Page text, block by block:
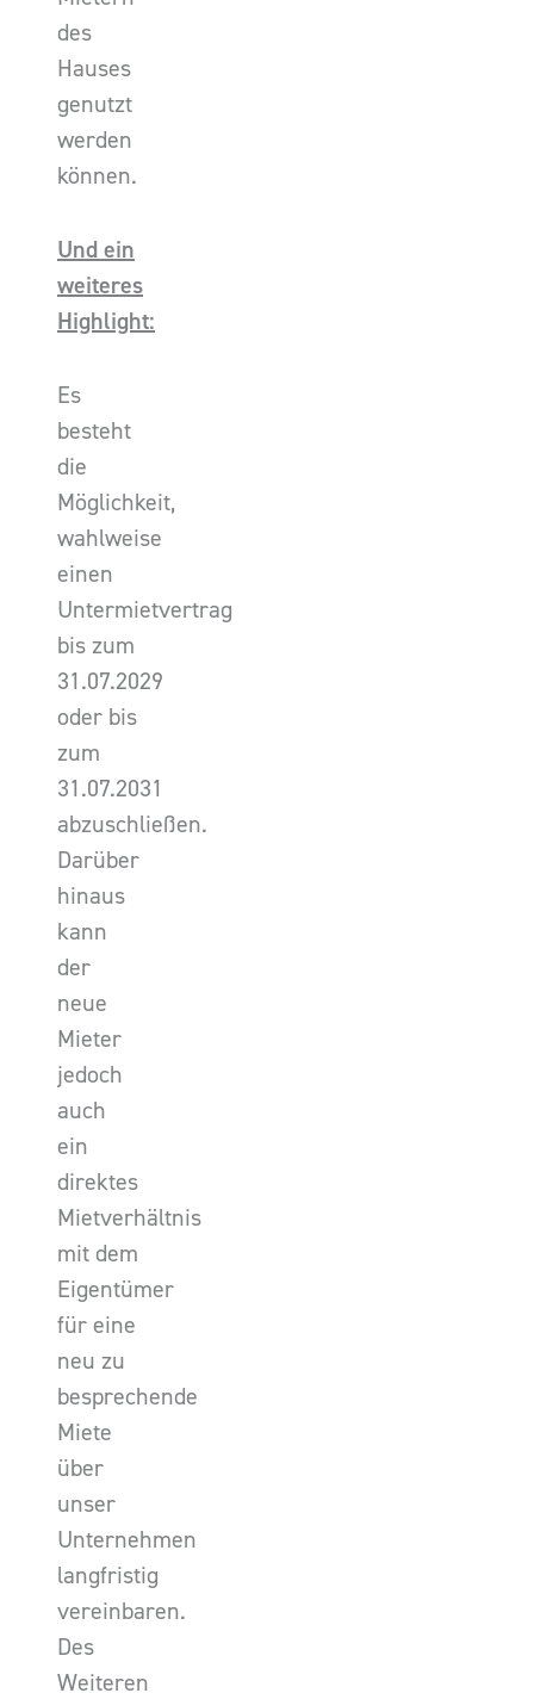
des
Hauses
genutzt
werden
können.
Und ein
weiteres
Highlight:
Es
besteht
die
Möglichkeit,
wahlweise
einen
Untermietvertrag
bis zum
31.07.2029
oder bis
zum
31.07.2031
abzuschließen.
Darüber
hinaus
kann
der
neue
Mieter
jedoch
auch
ein
direktes
Mietverhältnis
mit dem
Eigentümer
für eine
neu zu
besprechende
Miete
über
unser
Unternehmen
langfristig
vereinbaren.
Des
Weiteren